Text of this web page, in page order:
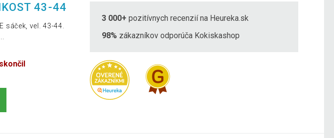
43-44
sáček, vel. 43-44.
3 000+ pozitívnych recenzií na Heureka.sk
98% zákazníkov odporúča Kokiskashop